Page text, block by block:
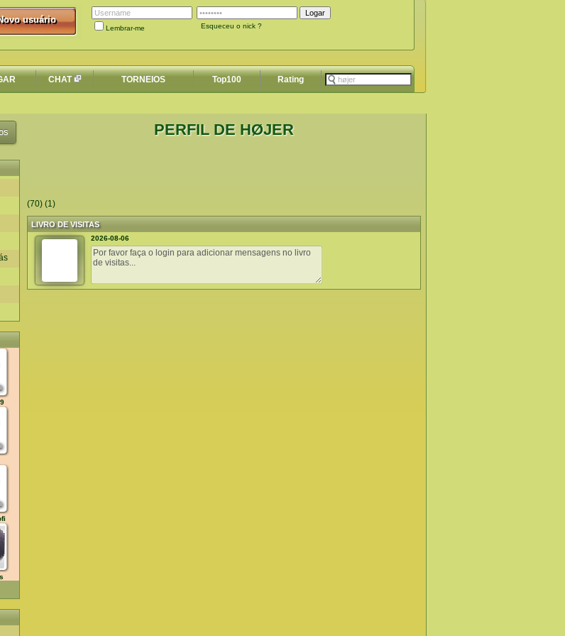
Lembrar-me Esqueceu o nick ?
usuário
usuário
CHAT TORNEIOS Top100 Rating
PERFIL DE HØJER
(70) (1)
LIVRO DE VISITAS
2026-08-06